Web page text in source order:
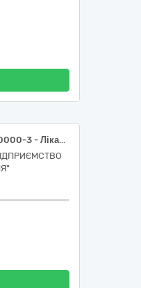
ДК 021:2015 ДК 021:2015:33690000-3 - Лікарські засоби різні (33696500-0 - Лабораторні реактиви)